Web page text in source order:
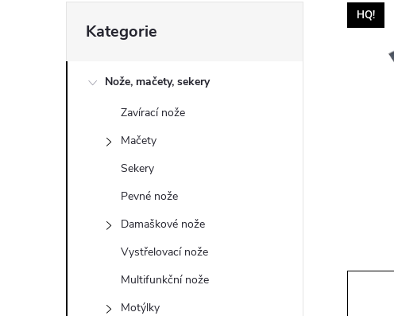
o
kategorie
Kategorie
Nože, mačety, sekery
Zavírací nože
Mačety
Sekery
Pevné nože
Damaškové nože
Vystřelovací nože
Multifunkční nože
Motýlky
HQ!